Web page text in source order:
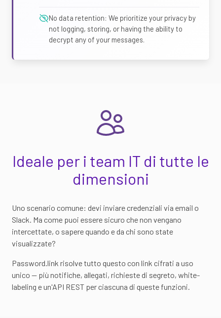
No data retention: We prioritize your privacy by
not logging, storing, or having the ability to
decrypt any of your messages.
Ideale per i team IT di tutte le
dimensioni
Uno scenario comune: devi inviare credenziali via email o
Slack. Ma come puoi essere sicuro che non vengano
intercettate, o sapere quando e da chi sono state
visualizzate?
Password.link risolve tutto questo con link cifrati a uso
unico — più notifiche, allegati, richieste di segreto, white-
labeling e un'API REST per ciascuna di queste funzioni.